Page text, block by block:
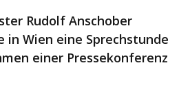
Rudolf Anschober
in Wien eine Sprechstunde
einer Pressekonferenz